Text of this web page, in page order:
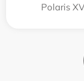
Polaris